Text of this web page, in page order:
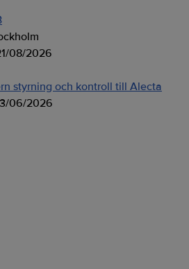
08/2026
styrning och kontroll till Alecta
06/2026